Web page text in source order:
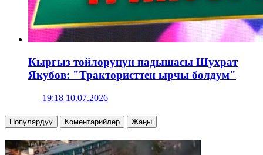
Кыргыз тойлорунун падышасы Шухрат
Якубов: "Трактористтен ырчы болдум"
19:18 10.07.2026
Популярдуу Коментарийлер Жаңы